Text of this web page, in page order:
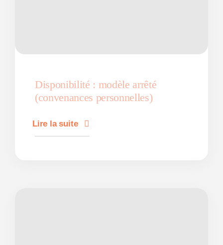
Disponibilité : modèle arrêté
(convenances personnelles)
Lire la suite